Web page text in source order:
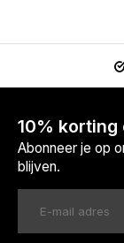
10% korting
Abonneer je op
blijven.